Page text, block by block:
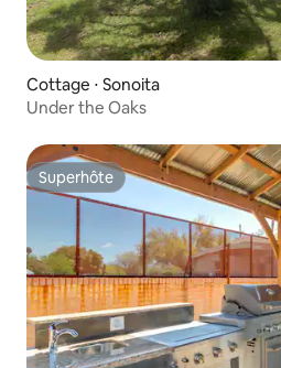
Cottage ⋅ Sonoita
Under the Oaks
Superhôte
Superhôte